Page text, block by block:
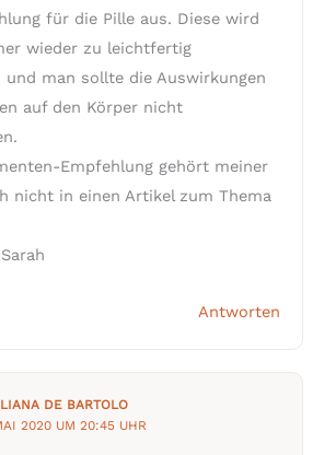
für die Pille aus. Diese wird
wieder zu leichtfertig
und man sollte die Auswirkungen
auf den Körper nicht
Empfehlung gehört meiner
nicht in einen Artikel zum Thema
Antworten
DE BARTOLO
2020 UM 20:45 UHR